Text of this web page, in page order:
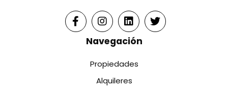
Navegación
Propiedades
Alquileres